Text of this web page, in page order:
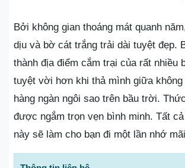
Bởi không gian thoáng mát quanh
dịu và bờ cát trắng trải dài tuyệt đẹp.
thành địa điểm cắm trại của rất nhiều
tuyệt vời hơn khi thả mình giữa
hàng ngàn ngôi sao trên bầu trời.
được ngắm trọn vẹn bình minh. Tất
này sẽ làm cho bạn đi một lần nhớ